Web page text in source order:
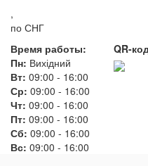
,
по СНГ
Время работы:
Пн: Вихідний
Вт: 09:00 - 16:00
Ср: 09:00 - 16:00
Чт: 09:00 - 16:00
Пт: 09:00 - 16:00
Сб: 09:00 - 16:00
Вс: 09:00 - 16:00
QR-